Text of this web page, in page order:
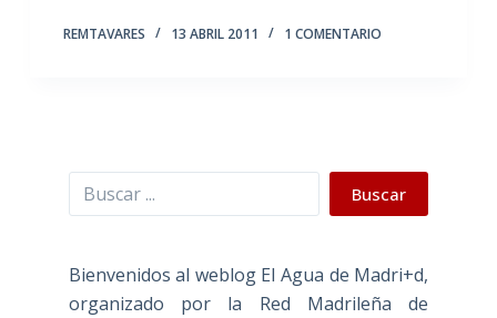
REMTAVARES 13 ABRIL 2011 1 COMENTARIO
Buscar Buscar
Bienvenidos al weblog El Agua de Madri+d,
organizado por la Red Madrileña de